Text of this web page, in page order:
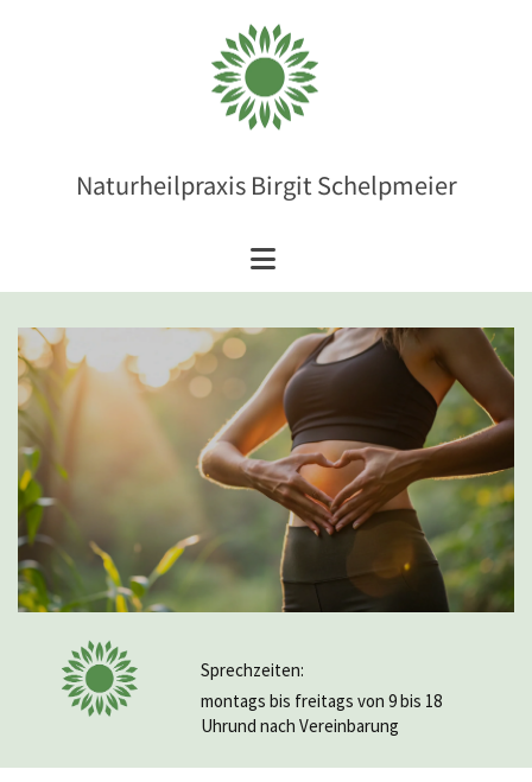
Naturheilpraxis Birgit Schelpmeier
Sprechzeiten:
montags bis freitags von 9 bis 18
Uhrund nach Vereinbarung